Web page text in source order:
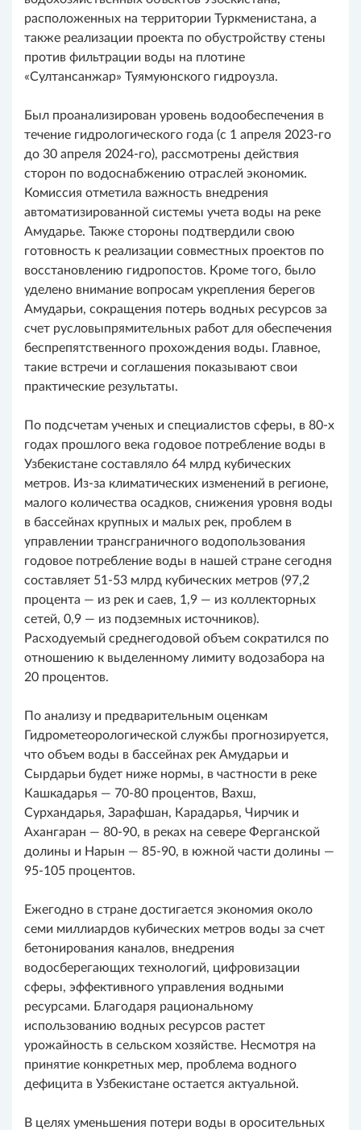
расположенных на территории Туркменистана, а
также реализации проекта по обустройству стены
против фильтрации воды на плотине
«Султансанжар» Туямуюнского гидроузла.
Был проанализирован уровень водообеспечения в
течение гидрологического года (с 1 апреля 2023-го
до 30 апреля 2024-го), рассмотрены действия
сторон по водоснабжению отраслей экономик.
Комиссия отметила важность внедрения
автоматизированной системы учета воды на реке
Амударье. Также стороны подтвердили свою
готовность к реализации совместных проектов по
восстановлению гидропостов. Кроме того, было
уделено внимание вопросам укрепления берегов
Амударьи, сокращения потерь водных ресурсов за
счет русловыпрямительных работ для обеспечения
беспрепятственного прохождения воды. Главное,
такие встречи и соглашения показывают свои
практические результаты.
По подсчетам ученых и специалистов сферы, в 80-х
годах прошлого века годовое потребление воды в
Узбекистане составляло 64 млрд кубических
метров. Из-за климатических изменений в регионе,
малого количества осадков, снижения уровня воды
в бассейнах крупных и малых рек, проблем в
управлении трансграничного водопользования
годовое потребление воды в нашей стране сегодня
составляет 51-53 млрд кубических метров (97,2
процента — из рек и саев, 1,9 — из коллекторных
сетей, 0,9 — из подземных источников).
Расходуемый среднегодовой объем сократился по
отношению к выделенному лимиту водозабора на
20 процентов.
По анализу и предварительным оценкам
Гидрометеорологической службы прогнозируется,
что объем воды в бассейнах рек Амударьи и
Сырдарьи будет ниже нормы, в частности в реке
Кашкадарья — 70-80 процентов, Вахш,
Сурхандарья, Зарафшан, Карадарья, Чирчик и
Ахангаран — 80-90, в реках на севере Ферганской
долины и Нарын — 85-90, в южной части долины —
95-105 процентов.
Ежегодно в стране достигается экономия около
семи миллиардов кубических метров воды за счет
бетонирования каналов, внедрения
водосберегающих технологий, цифровизации
сферы, эффективного управления водными
ресурсами. Благодаря рациональному
использованию водных ресурсов растет
урожайность в сельском хозяйстве. Несмотря на
принятие конкретных мер, проблема водного
дефицита в Узбекистане остается актуальной.
В целях уменьшения потери воды в оросительных